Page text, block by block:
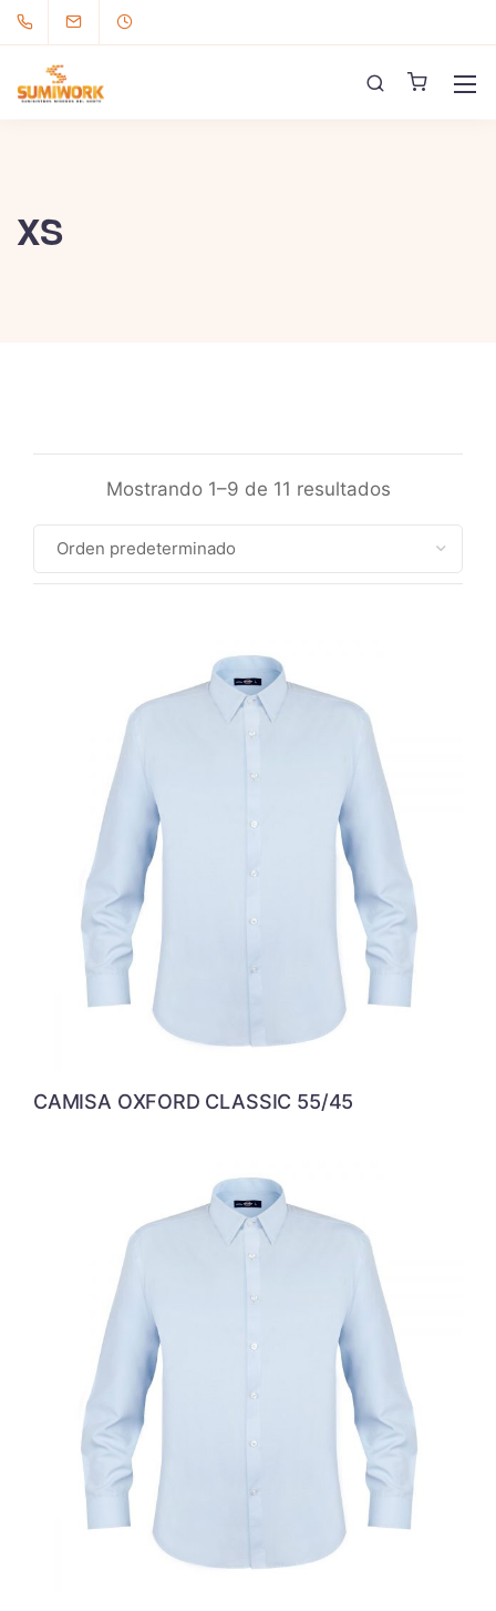
XS
Mostrando 1–9 de 11 resultados
CAMISA OXFORD CLASSIC 55/45